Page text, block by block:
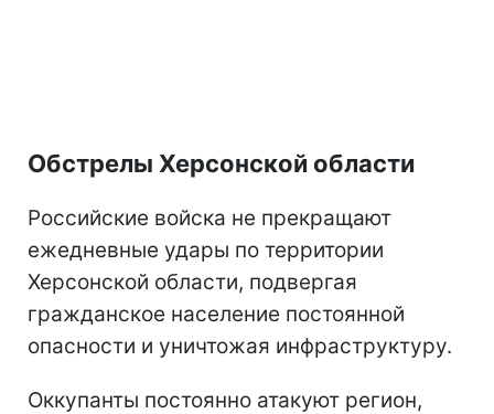
Обстрелы Херсонской области
Российские войска не прекращают
ежедневные удары по территории
Херсонской области, подвергая
гражданское население постоянной
опасности и уничтожая инфраструктуру.
Оккупанты постоянно атакуют регион,